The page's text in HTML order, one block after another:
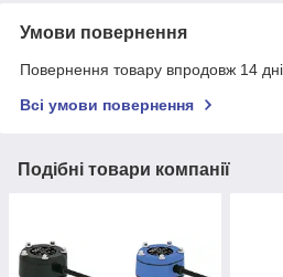
Умови повернення
Повернення товару впродовж 14
Всі умови повернення
Подібні товари компанії